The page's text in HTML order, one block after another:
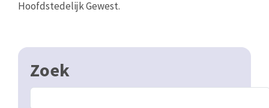
Hoofdstedelijk Gewest.
Zoek